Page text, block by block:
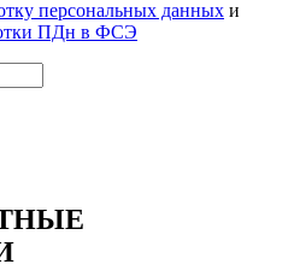
персональных данных и
ПДн в ФСЭ